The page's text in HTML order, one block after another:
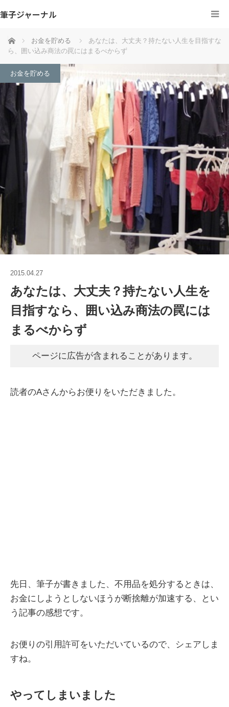
筆子ジャーナル
ホーム お金を貯める
あなたは、大丈夫？持たない人生を目指すな
ら、囲い込み商法の罠にはまるべからず
お金を貯める
2015.04.27
あなたは、大丈夫？持たない人生を
目指すなら、囲い込み商法の罠には
まるべからず
ページに広告が含まれることがあります。
読者のAさんからお便りをいただきました。
先日、筆子が書きました、不用品を処分するときは、
お金にしようとしないほうが断捨離が加速する、とい
う記事の感想です。
お便りの引用許可をいただいているので、シェアしま
すね。
やってしまいました